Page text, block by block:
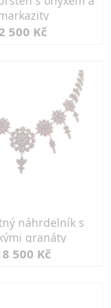
500 Kč
náhrdelník s
granáty
500 Kč